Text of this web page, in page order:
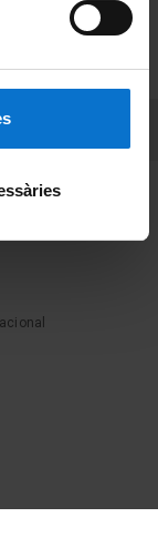
y términos
UBtv